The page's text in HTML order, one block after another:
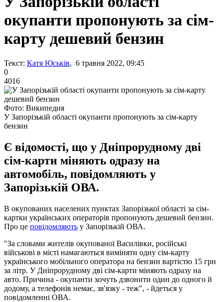
окупанти пропонують за сім-
карту дешевий бензин
Текст: Катя Юськів, 6 травня 2022, 09:45
0
4016
Фото: Википедия
У Запорізькій області окупанти пропонують за сім-карту
бензин
Є відомості, що у Дніпрорудному дві
сім-карти міняють одразу на
автомобіль, повідомляють у
Запорізькій ОВА.
В окупованих населених пунктах Запорізької області за сім-
картки українських операторів пропонують дешевий бензин.
Про це повідомляють у Запорізькій ОВА.
"За словами жителів окупованої Василівки, російські
військові в місті намагаються виміняти одну сім-карту
українського мобільного оператора на бензин вартістю 15 грн
за літр. У Дніпрорудному дві сім-карти міняють одразу на
авто. Причина - окупанти хочуть дзвонити один до одного й
додому, а телефонів немає, зв'язку - теж", - йдеться у
повідомленні ОВА.